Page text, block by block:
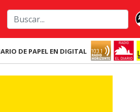
DE PAPEL EN DIGITAL